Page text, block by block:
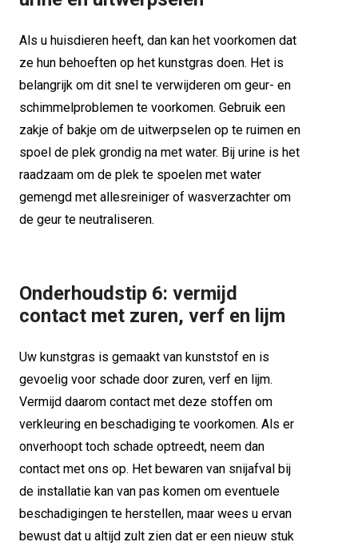
Als u huisdieren heeft, dan kan het voorkomen dat
ze hun behoeften op het kunstgras doen. Het is
belangrijk om dit snel te verwijderen om geur- en
schimmelproblemen te voorkomen. Gebruik een
zakje of bakje om de uitwerpselen op te ruimen en
spoel de plek grondig na met water. Bij urine is het
raadzaam om de plek te spoelen met water
gemengd met allesreiniger of wasverzachter om
de geur te neutraliseren.
Onderhoudstip 6: vermijd
contact met zuren, verf en lijm
Uw kunstgras is gemaakt van kunststof en is
gevoelig voor schade door zuren, verf en lijm.
Vermijd daarom contact met deze stoffen om
verkleuring en beschadiging te voorkomen. Als er
onverhoopt toch schade optreedt, neem dan
contact met ons op. Het bewaren van snijafval bij
de installatie kan van pas komen om eventuele
beschadigingen te herstellen, maar wees u ervan
bewust dat u altijd zult zien dat er een nieuw stuk